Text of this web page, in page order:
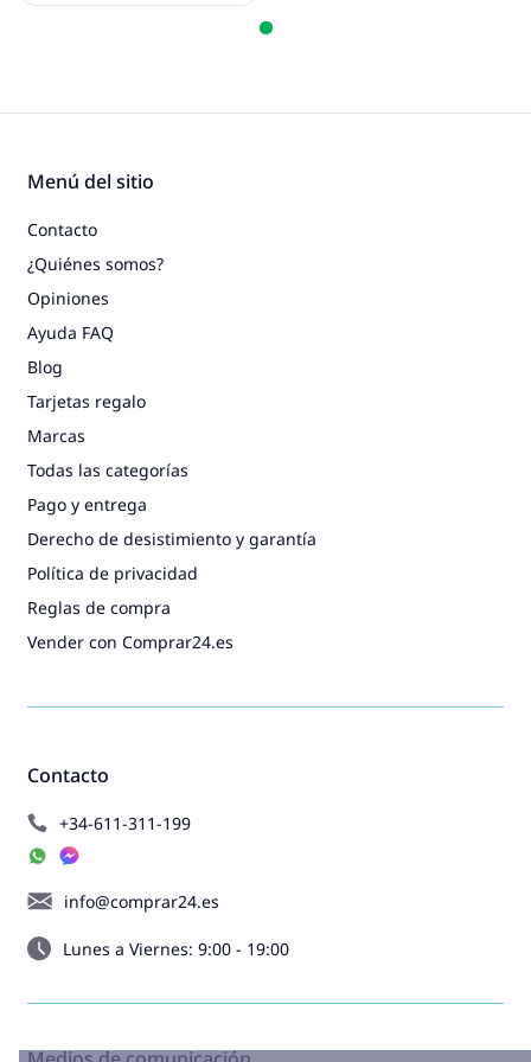
Contacto
+34-611-311-199
info@comprar24.es
Lunes a Viernes: 9:00 - 19:00
Menú del sitio
Contacto
¿Quiénes somos?
Opiniones
Ayuda FAQ
Blog
Tarjetas regalo
Marcas
Todas las categorías
Pago y entrega
Derecho de desistimiento y garantía
Política de privacidad
Reglas de compra
Vender con Comprar24.es